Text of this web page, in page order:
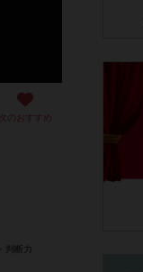
次のおすすめ